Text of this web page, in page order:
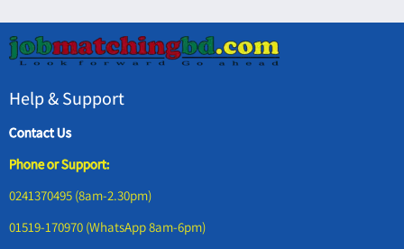
Help & Support
Contact Us
Phone or Support:
0241370495 (8am-2.30pm)
01519-170970 (WhatsApp 8am-6pm)